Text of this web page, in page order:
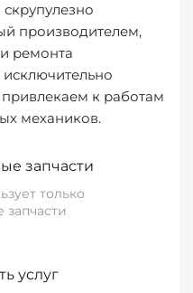
производителем,
ремонта
к работам
механиков.
запчасти
только
услуг